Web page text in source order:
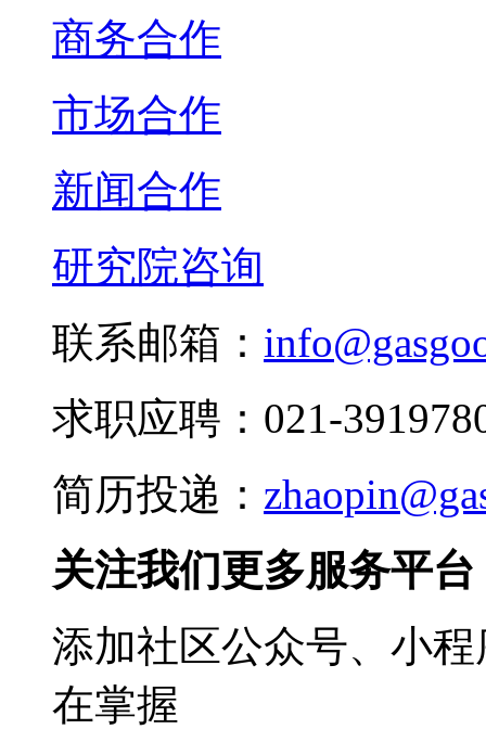
商务合作
市场合作
新闻合作
研究院咨询
联系邮箱：
求职应聘：021-
简历投递：
关注我们更多服务平台
添加社区公众号、小
在掌握